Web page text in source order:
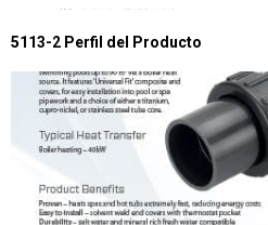
5113-2 Perfil del Producto